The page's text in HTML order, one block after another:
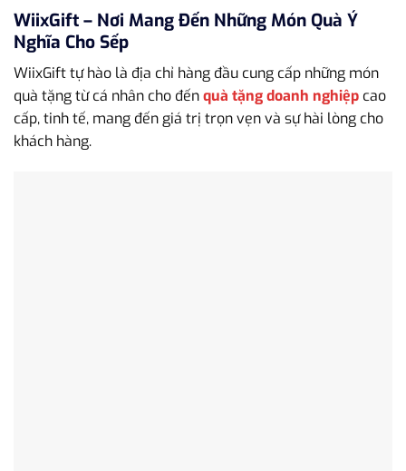
WiixGift – Nơi Mang Đến Những Món Quà Ý
Nghĩa Cho Sếp
WiixGift tự hào là địa chỉ hàng đầu cung cấp những món
quà tặng từ cá nhân cho đếnquà tặng doanh nghiệp cao
cấp, tinh tế, mang đến giá trị trọn vẹn và sự hài lòng cho
khách hàng.